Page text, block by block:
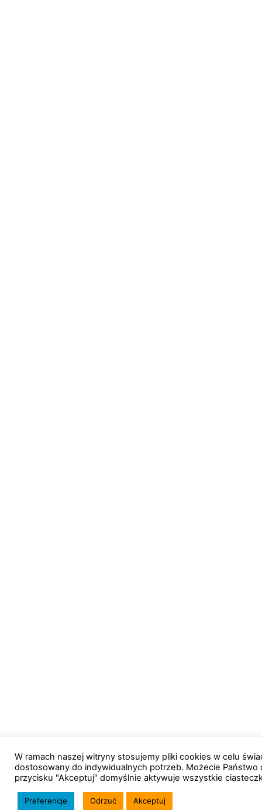
W ramach naszej witryny stosujemy pliki cookies w celu
dostosowany do indywidualnych potrzeb. Możecie
przycisku "Akceptuj" domyślnie aktywuje wszystkie
Preferencje Odrzuć Akceptuj